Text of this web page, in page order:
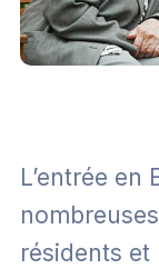
L’entrée en
résidents et